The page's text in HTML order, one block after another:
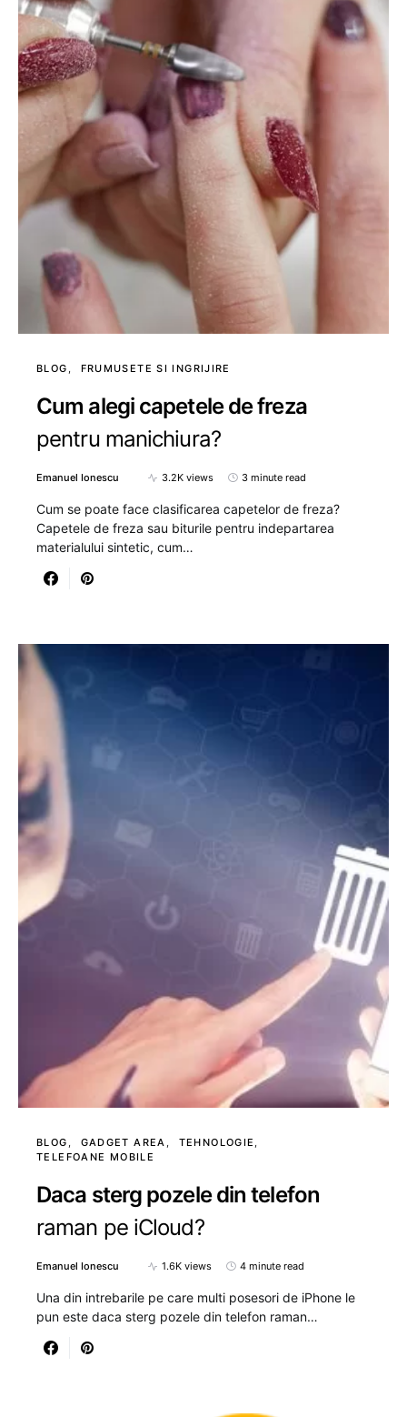
BLOG FRUMUSETE SI INGRIJIRE
Cum alegi capetele de freza
pentru manichiura?
Emanuel Ionescu 3.2K views 3 minute read
Cum se poate face clasificarea capetelor de freza?
Capetele de freza sau biturile pentru indepartarea
materialului sintetic, cum…
BLOG GADGET AREA
TEHNOLOGIE
TELEFOANE MOBILE
Daca sterg pozele din telefon
raman pe iCloud?
Emanuel Ionescu 1.6K views 4 minute read
Una din intrebarile pe care multi posesori de iPhone le
pun este daca sterg pozele din telefon raman…